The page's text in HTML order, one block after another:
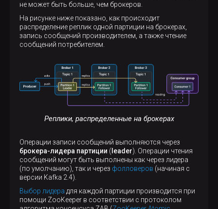
не может быть больше, чем брокеров.
На рисунке ниже показано, как происходит
распределение реплик одной партиции на брокерах,
запись сообщений производителем, а также чтение
сообщений потребителем.
Реплики, распределенные на брокерах
Операции записи сообщений выполняются через
брокера-лидера партиции (leader). Операции чтения
сообщений могут быть выполнены как через лидера
(по умолчанию), так и через фолловеров (начиная с
версии Kafka 2.4).
Выбор лидера для каждой партиции производится при
помощи ZooKeeper в соответствии с протоколом